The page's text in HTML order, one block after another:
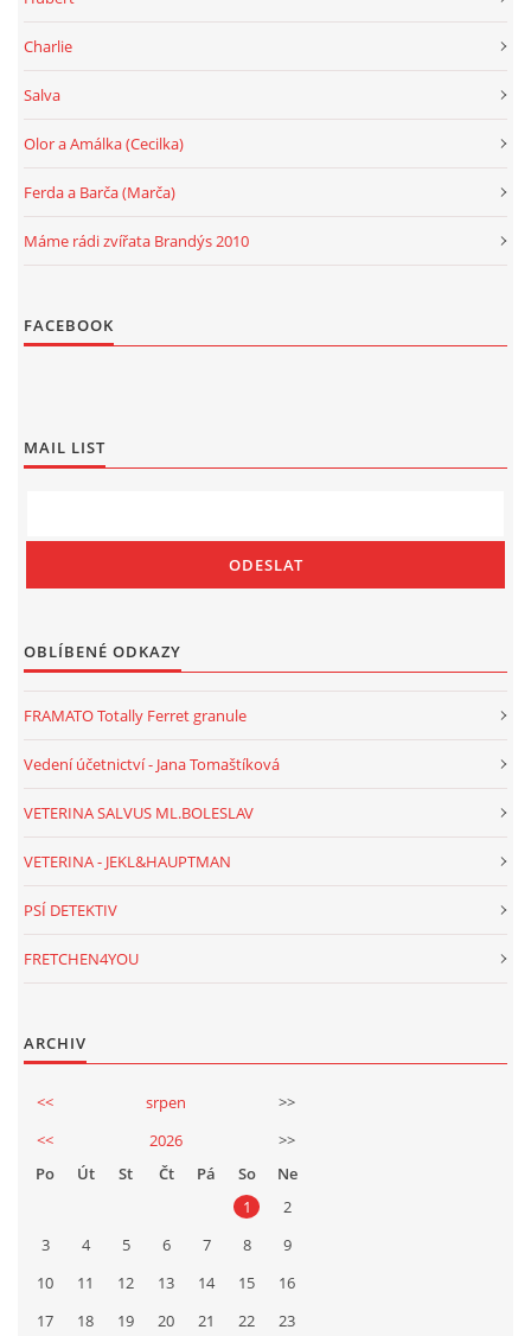
Charlie
Salva
Olor a Amálka (Cecilka)
Ferda a Barča (Marča)
Máme rádi zvířata Brandýs 2010
FACEBOOK
MAIL LIST
OBLÍBENÉ ODKAZY
FRAMATO Totally Ferret granule
Vedení účetnictví - Jana Tomaštíková
VETERINA SALVUS ML.BOLESLAV
VETERINA - JEKL&HAUPTMAN
PSÍ DETEKTIV
FRETCHEN4YOU
ARCHIV
<< srpen
>>
<<
2026
>>
Po
Út St Čt Pá So
Ne
1
2
3
4 5 6 7 8
9
10
11 12 13 14 15
16
17
18 19 20 21 22 23